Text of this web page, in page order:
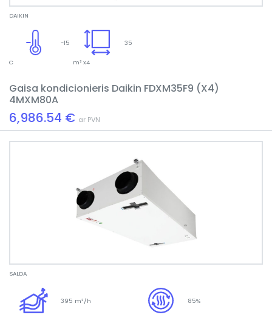
DAIKIN
35
m² x4
-15
C
Gaisa kondicionieris Daikin FDXM35F9 (X4)
4MXM80A
6,986.54 € ar PVN
SALDA
85%
395 m³/h